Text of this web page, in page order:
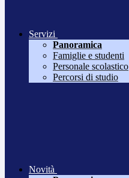
Servizi
Panoramica
Famiglie e studenti
Personale scolastico
Percorsi di studio
Novità